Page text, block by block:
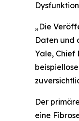
„Die
Daten und
Yale, Chief
Der
eine